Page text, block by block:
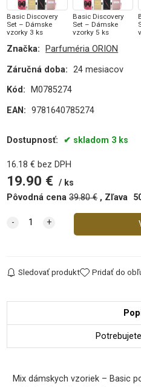
Basic Discovery
Set – Dámske
vzorky 3 ks
Basic Discovery
Set – Dámske
vzorky 5 ks
Značka:
Parfuméria ORION
Záručná doba: 24 mesiacov
Kód: M0785274
EAN: 9781640785274
Dostupnosť: skladom 3 ks
16.18 € bez DPH
19.90 €
ks
Pôvodná cena 39.80€ Zľava
Sledovať produkt Pridať do
Mix dámskych vzoriek – Basic